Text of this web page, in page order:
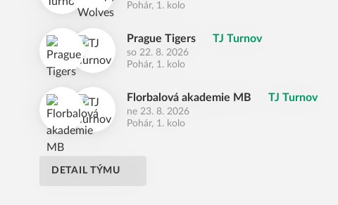
Pohár, 1. kolo
Prague Tigers TJ Turnov
so 22. 8. 2026
Pohár, 1. kolo
Florbalová akademie MB TJ Turnov
ne 23. 8. 2026
Pohár, 1. kolo
DETAIL TÝMU